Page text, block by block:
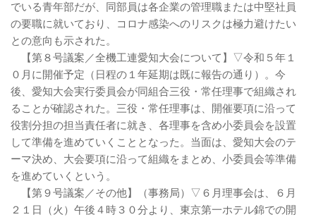
でいる青年部だが、同部員は各企業の管理職または中堅社員
の要職に就いており、コロナ感染へのリスクは極力避けたい
との意向も示された。
【第８号議案／全機工連愛知大会について】▽令和５年１
０月に開催予定（日程の１年延期は既に報告の通り）。今
後、愛知大会実行委員会が同組合三役・常任理事で組織され
ることが確認された。三役・常任理事は、開催要項に沿って
役割分担の担当責任者に就き、各理事を含め小委員会を設置
して準備を進めていくこととなった。当面は、愛知大会のテ
ーマ決め、大会要項に沿って組織をまとめ、小委員会等準備
を進めていくという。
【第９号議案／その他】（事務局）▽６月理事会は、６月
２１日（火）午後４時３０分より、東京第一ホテル錦での開